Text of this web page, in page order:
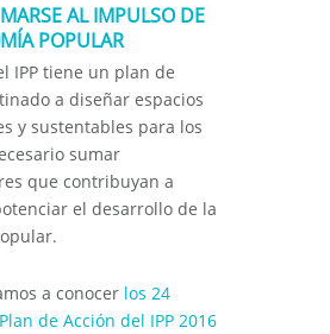
AL IMPULSO DE
POPULAR
IPP tiene un plan de
a diseñar espacios
y sustentables para los
sumar
que contribuyan a
el desarrollo de la
a conocer los 24
de Acción del IPP 2016